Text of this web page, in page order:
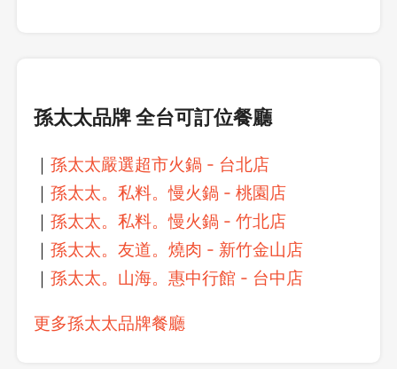
孫太太品牌 全台可訂位餐廳
｜孫太太嚴選超市火鍋 - 台北店
｜孫太太。私料。慢火鍋 - 桃園店
｜孫太太。私料。慢火鍋 - 竹北店
｜孫太太。友道。燒肉 - 新竹金山店
｜孫太太。山海。惠中行館 - 台中店
更多孫太太品牌餐廳